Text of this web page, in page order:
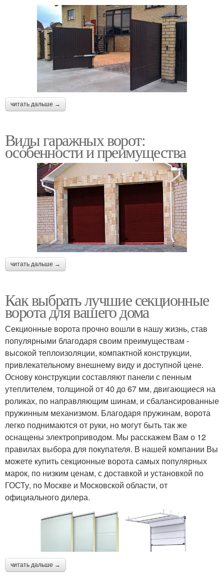
читать дальше →
Виды гаражных ворот:
особенности и преимущества
читать дальше →
Как выбрать лучшие секционные
ворота для вашего дома
Секционные ворота прочно вошли в нашу жизнь, став
популярными благодаря своим преимуществам -
высокой теплоизоляции, компактной конструкции,
привлекательному внешнему виду и доступной цене.
Основу конструкции составляют панели с пенным
утеплителем, толщиной от 40 до 67 мм, двигающиеся на
роликах, по направляющим шинам, и сбалансированные
пружинным механизмом. Благодаря пружинам, ворота
легко поднимаются от руки, но могут быть так же
оснащены электроприводом. Мы расскажем Вам о 12
правилах выбора для покупателя. В нашей компании Вы
можете купить секционные ворота самых популярных
марок, по низким ценам, с доставкой и установкой по
ГОСТу, по Москве и Московской области, от
официального дилера.
читать дальше →